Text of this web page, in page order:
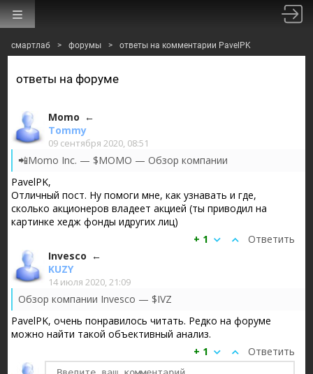
смартлаб > форумы > ответы на комментарии PavelPK
ответы на форуме
Momo
Tommy
09 сентября 2020, 08:51
📲Momo Inc. — $MOMO — Обзор компании
Momo Inc. управляет мобильной социально-
Авто-репост. Читать в блоге >>>
PavelPK,
Отличный пост. Ну помоги мне, как узнавать и где,
сколько акционеров владеет акцией (ты приводил на
картинке хедж фонды идругих лиц)
Ответить
+ 1
Invesco
KUZY
14 июля 2020, 21:09
Обзор компании Invesco — $IVZ
Invesco — американская инвестиционная компания,
Фирма предоставляет свои услуги розничным клиентам,
PavelPK, очень понравилось читать. Редко на форуме
можно найти такой объективный анализ.
Ответить
+ 1